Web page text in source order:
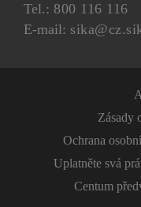
Tel.: 800 116 116
E-mail:
Zásady
Ochrana
Uplatněte svá
Centum